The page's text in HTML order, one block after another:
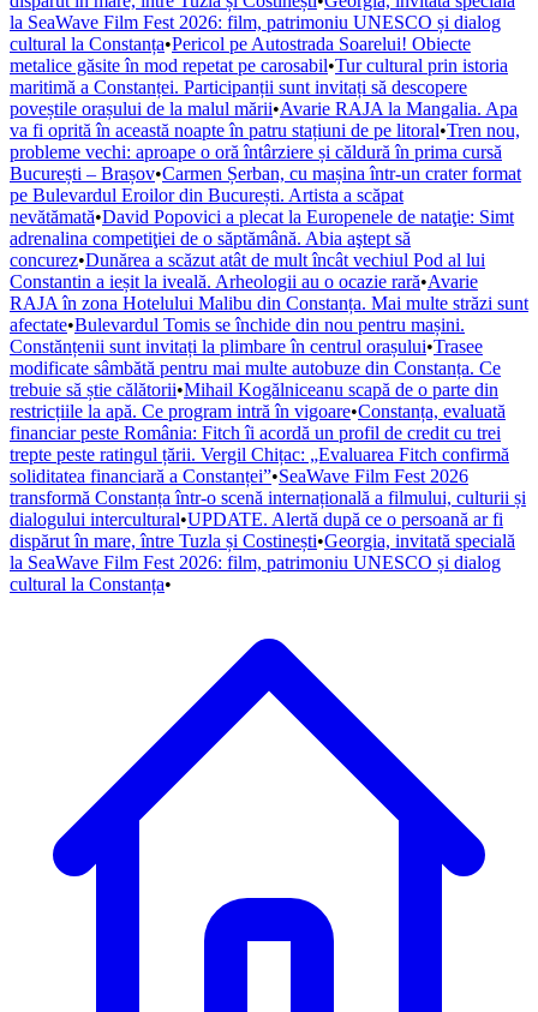
la SeaWave Film Fest 2026: film, patrimoniu UNESCO și dialog
cultural la Constanța•Pericol pe Autostrada Soarelui! Obiecte
metalice găsite în mod repetat pe carosabil•Tur cultural prin istoria
maritimă a Constanței. Participanții sunt invitați să descopere
poveștile orașului de la malul mării•Avarie RAJA la Mangalia. Apa
va fi oprită în această noapte în patru stațiuni de pe litoral•Tren nou,
probleme vechi: aproape o oră întârziere și căldură în prima cursă
București – Brașov•Carmen Șerban, cu mașina într-un crater format
pe Bulevardul Eroilor din București. Artista a scăpat
nevătămată•David Popovici a plecat la Europenele de nataţie: Simt
adrenalina competiţiei de o săptămână. Abia aştept să
concurez•Dunărea a scăzut atât de mult încât vechiul Pod al lui
Constantin a ieșit la iveală. Arheologii au o ocazie rară•Avarie
RAJA în zona Hotelului Malibu din Constanța. Mai multe străzi sunt
afectate•Bulevardul Tomis se închide din nou pentru mașini.
Constănțenii sunt invitați la plimbare în centrul orașului•Trasee
modificate sâmbătă pentru mai multe autobuze din Constanța. Ce
trebuie să știe călătorii•Mihail Kogălniceanu scapă de o parte din
restricțiile la apă. Ce program intră în vigoare•Constanța, evaluată
financiar peste România: Fitch îi acordă un profil de credit cu trei
trepte peste ratingul țării. Vergil Chițac: „Evaluarea Fitch confirmă
soliditatea financiară a Constanței”•SeaWave Film Fest 2026
transformă Constanța într-o scenă internațională a filmului, culturii și
dialogului intercultural•UPDATE. Alertă după ce o persoană ar fi
dispărut în mare, între Tuzla și Costinești•Georgia, invitată specială
la SeaWave Film Fest 2026: film, patrimoniu UNESCO și dialog
cultural la Constanța•